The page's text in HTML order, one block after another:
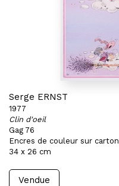
Serge ERNST
1977
Clin d'oeil
Gag 76
Encres de couleur sur carton
34 x 26 cm
Vendue